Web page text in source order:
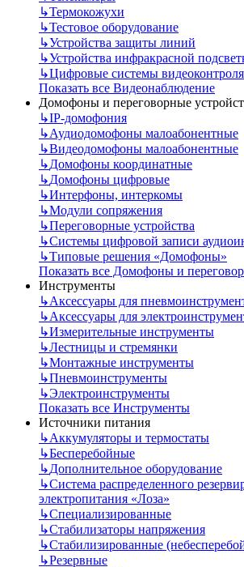
↳Термокожухи
↳Тестовое оборудование
↳Устройства защиты линий
↳Устройства инфракрасной
↳Цифровые системы видеоконтроля
Показать все Видеонаблюдение
Домофоны и переговорные
↳IP-домофония
↳Аудиодомофоны малоабонентные
↳Видеодомофоны малоабонентные
↳Домофоны координатные
↳Домофоны цифровые
↳Интерфоны, интеркомы
↳Модули сопряжения
↳Переговорные устройства
↳Системы цифровой записи
↳Типовые решения «Домофоны»
Показать все Домофоны и
Инструменты
↳Аксессуары для
↳Аксессуары для
↳Измерительные инструменты
↳Лестницы и стремянки
↳Монтажные инструменты
↳Пневмоинструменты
↳Электроинструменты
Показать все Инструменты
Источники питания
↳Аккумуляторы и термостаты
↳Бесперебойные
↳Дополнительное оборудование
↳Система распределенного
электропитания «Лоза»
↳Специализированные
↳Стабилизаторы напряжения
↳Стабилизированные
↳Резервные